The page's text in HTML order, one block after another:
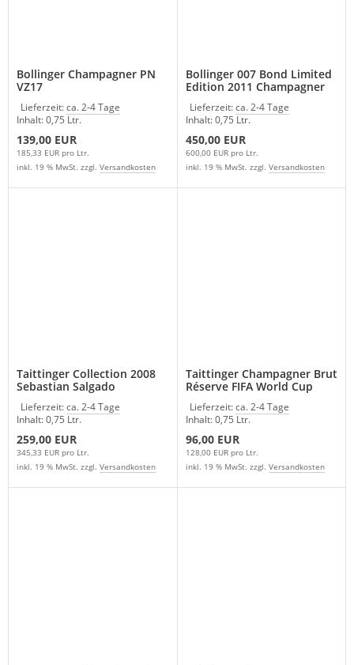
Bollinger Champagner PN
VZ17
Lieferzeit:ca. 2-4 Tage
Inhalt: 0,75 Ltr.
139,00 EUR
185,33 EUR pro Ltr.
inkl. 19 % MwSt. zzgl. Versandkosten
Bollinger 007 Bond Limited
Edition 2011 Champagner
Lieferzeit:ca. 2-4 Tage
Inhalt: 0,75 Ltr.
450,00 EUR
600,00 EUR pro Ltr.
inkl. 19 % MwSt. zzgl. Versandkosten
Taittinger Collection 2008
Sebastian Salgado
Lieferzeit:ca. 2-4 Tage
Inhalt: 0,75 Ltr.
259,00 EUR
345,33 EUR pro Ltr.
inkl. 19 % MwSt. zzgl. Versandkosten
Taittinger Champagner Brut
Réserve FIFA World Cup
Lieferzeit:ca. 2-4 Tage
Inhalt: 0,75 Ltr.
96,00 EUR
128,00 EUR pro Ltr.
inkl. 19 % MwSt. zzgl. Versandkosten